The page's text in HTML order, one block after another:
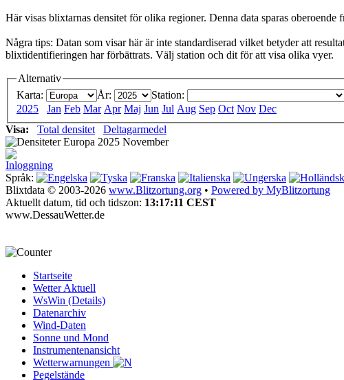
Här visas blixtarnas densitet för olika regioner. Denna data sparas oberoende
Några tips: Datan som visar här är inte standardiserad vilket betyder att
blixtidentifieringen har förbättrats. Välj station och dit för att visa olika vyer.
Alternativ
Karta:
År:
Station:
2025
Jan Feb Mar Apr Maj Jun Jul Aug Sep Oct Nov Dec
Visa:
Total densitet Deltagarmedel
Inloggning
Språk:
Blixtdata © 2003-2026 www.Blitzortung.org • Powered by MyBlitzortung
Aktuellt datum, tid och tidszon: 13:17:11 CEST
www.DessauWetter.de
Startseite
Wetter Aktuell
WsWin (Details)
Datenarchiv
Wind-Daten
Sonne und Mond
Instrumentenansicht
Wetterwarnungen
Pegelstände